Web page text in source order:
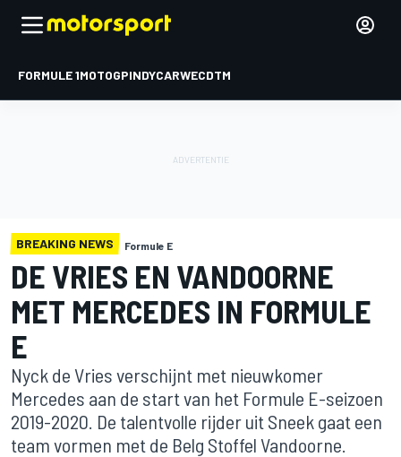
FORMULE 1MOTOGPINDYCARWECDTM
BREAKING NEWS Formule E
DE VRIES EN VANDOORNE
MET MERCEDES IN FORMULE
E
Nyck de Vries verschijnt met nieuwkomer
Mercedes aan de start van het Formule E-seizoen
2019-2020. De talentvolle rijder uit Sneek gaat een
team vormen met de Belg Stoffel Vandoorne.